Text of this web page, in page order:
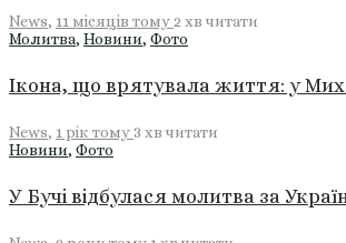
News, 11 місяців тому2 хв читати
Молитва, Новини, Фото
Ікона, що врятувала життя: у
News, 1 рік тому3 хв читати
Новини, Фото
У Бучі відбулася молитва за